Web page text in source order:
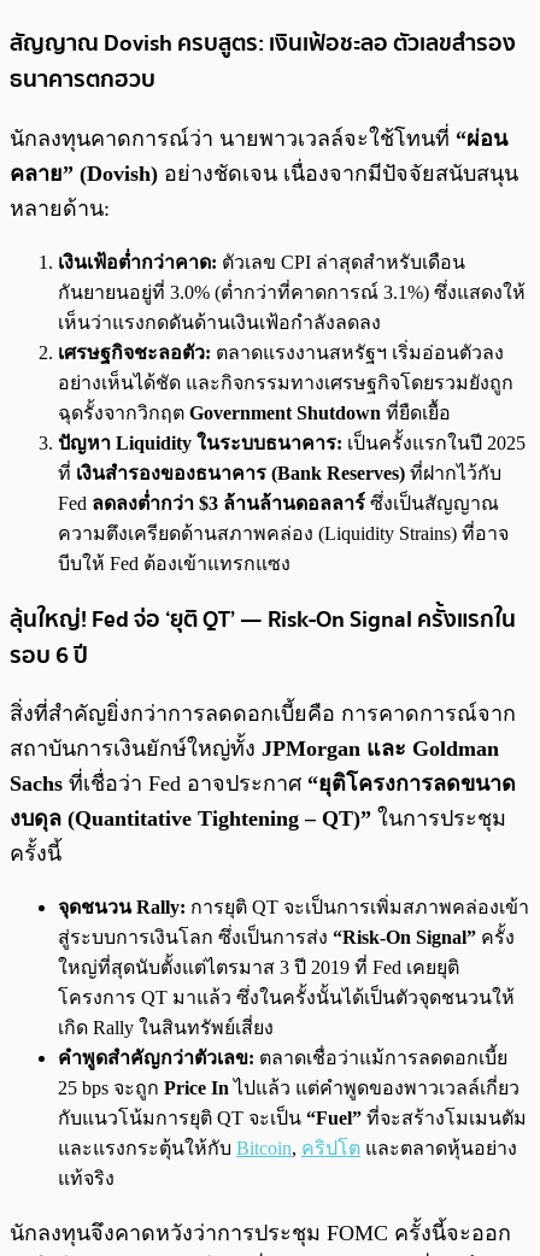
สัญญาณ Dovish ครบสูตร: เงินเฟ้อชะลอ ตัวเลขสำรอง
ธนาคารตกฮวบ
นักลงทุนคาดการณ์ว่า นายพาวเวลล์จะใช้โทนที่ “ผ่อน
คลาย” (Dovish) อย่างชัดเจน เนื่องจากมีปัจจัยสนับสนุน
หลายด้าน:
เงินเฟ้อต่ำกว่าคาด: ตัวเลข CPI ล่าสุดสำหรับเดือน
กันยายนอยู่ที่ 3.0% (ต่ำกว่าที่คาดการณ์ 3.1%) ซึ่งแสดงให้
เห็นว่าแรงกดดันด้านเงินเฟ้อกำลังลดลง
เศรษฐกิจชะลอตัว: ตลาดแรงงานสหรัฐฯ เริ่มอ่อนตัวลง
อย่างเห็นได้ชัด และกิจกรรมทางเศรษฐกิจโดยรวมยังถูก
ฉุดรั้งจากวิกฤต Government Shutdown ที่ยืดเยื้อ
ปัญหา Liquidity ในระบบธนาคาร: เป็นครั้งแรกในปี 2025
ที่ เงินสำรองของธนาคาร (Bank Reserves) ที่ฝากไว้กับ
Fed ลดลงต่ำกว่า $3 ล้านล้านดอลลาร์ ซึ่งเป็นสัญญาณ
ความตึงเครียดด้านสภาพคล่อง (Liquidity Strains) ที่อาจ
บีบให้ Fed ต้องเข้าแทรกแซง
ลุ้นใหญ่! Fed จ่อ ‘ยุติ QT’ — Risk-On Signal ครั้งแรกใน
รอบ 6 ปี
สิ่งที่สำคัญยิ่งกว่าการลดดอกเบี้ยคือ การคาดการณ์จาก
สถาบันการเงินยักษ์ใหญ่ทั้ง JPMorgan และ Goldman
Sachs ที่เชื่อว่า Fed อาจประกาศ “ยุติโครงการลดขนาด
งบดุล (Quantitative Tightening – QT)” ในการประชุม
ครั้งนี้
จุดชนวน Rally: การยุติ QT จะเป็นการเพิ่มสภาพคล่องเข้า
สู่ระบบการเงินโลก ซึ่งเป็นการส่ง “Risk-On Signal” ครั้ง
ใหญ่ที่สุดนับตั้งแต่ไตรมาส 3 ปี 2019 ที่ Fed เคยยุติ
โครงการ QT มาแล้ว ซึ่งในครั้งนั้นได้เป็นตัวจุดชนวนให้
เกิด Rally ในสินทรัพย์เสี่ยง
คำพูดสำคัญกว่าตัวเลข: ตลาดเชื่อว่าแม้การลดดอกเบี้ย
25 bps จะถูก Price In ไปแล้ว แต่คำพูดของพาวเวลล์เกี่ยว
กับแนวโน้มการยุติ QT จะเป็น “Fuel” ที่จะสร้างโมเมนตัม
และแรงกระตุ้นให้กับ Bitcoin, คริปโต และตลาดหุ้นอย่าง
แท้จริง
นักลงทุนจึงคาดหวังว่าการประชุม FOMC ครั้งนี้จะออก